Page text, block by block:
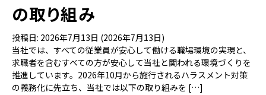
の取り組み
投稿日: 2026年7月13日 (2026年7月13日)
当社では、すべての従業員が安心して働ける職場環境の実現と、
求職者を含むすべての方が安心して当社と関われる環境づくりを
推進しています。2026年10月から施行されるハラスメント対策
の義務化に先立ち、当社では以下の取り組みを […]